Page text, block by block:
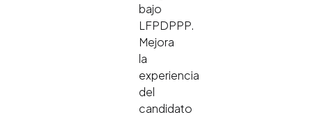
bajo
LFPDPPP.
Mejora
la
experiencia
del
candidato